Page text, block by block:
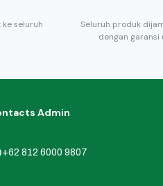
seluruh
Seluruh produk
dengan garansi
Admin
+62 812 6000 9807